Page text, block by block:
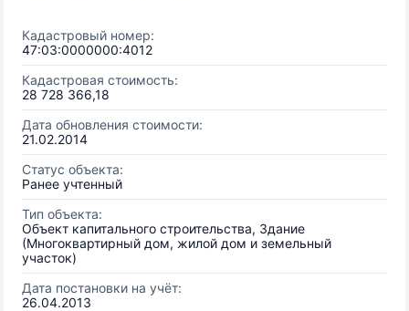
Кадастровый номер:
47:03:0000000:4012
Кадастровая стоимость:
28 728 366,18
Дата обновления стоимости:
21.02.2014
Статус объекта:
Ранее учтенный
Тип объекта:
Объект капитального строительства, Здание
(Многоквартирный дом, жилой дом и земельный
участок)
Дата постановки на учёт:
26.04.2013